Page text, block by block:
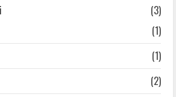
(3)
(1)
(1)
(2)